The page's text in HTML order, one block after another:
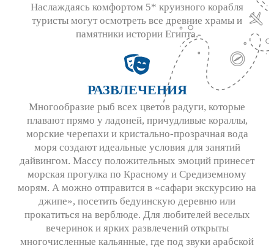
Наслаждаясь комфортом 5* круизного корабля
туристы могут осмотреть все древние храмы и
памятники истории Египта.
РАЗВЛЕЧЕНИЯ
Многообразие рыб всех цветов радуги, которые
плавают прямо у ладоней, причудливые кораллы,
морские черепахи и кристально-прозрачная вода
моря создают идеальные условия для занятий
дайвингом. Массу положительных эмоций принесет
морская прогулка по Красному и Средиземному
морям. А можно отправится в «сафари экскурсию на
джипе», посетить бедуинскую деревню или
прокатиться на верблюде. Для любителей веселых
вечеринок и ярких развлечений открыты
многочисленные кальянные, где под звуки арабской